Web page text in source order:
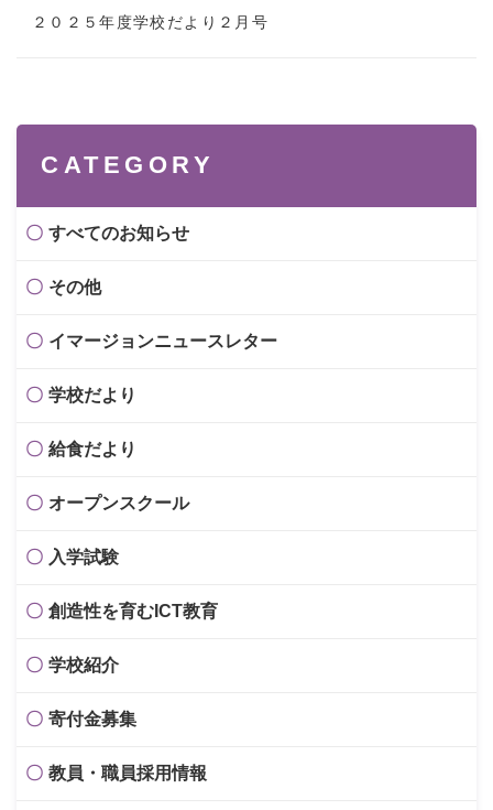
２０２５年度学校だより２月号
CATEGORY
すべてのお知らせ
その他
イマージョンニュースレター
学校だより
給食だより
オープンスクール
入学試験
創造性を育むICT教育
学校紹介
寄付金募集
教員・職員採用情報